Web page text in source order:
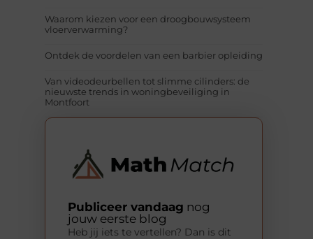
Waarom kiezen voor een droogbouwsysteem
vloerverwarming?
Ontdek de voordelen van een barbier opleiding
Van videodeurbellen tot slimme cilinders: de
nieuwste trends in woningbeveiliging in
Montfoort
Publiceer vandaag nog
jouw eerste blog
Heb jij iets te vertellen? Dan is dit